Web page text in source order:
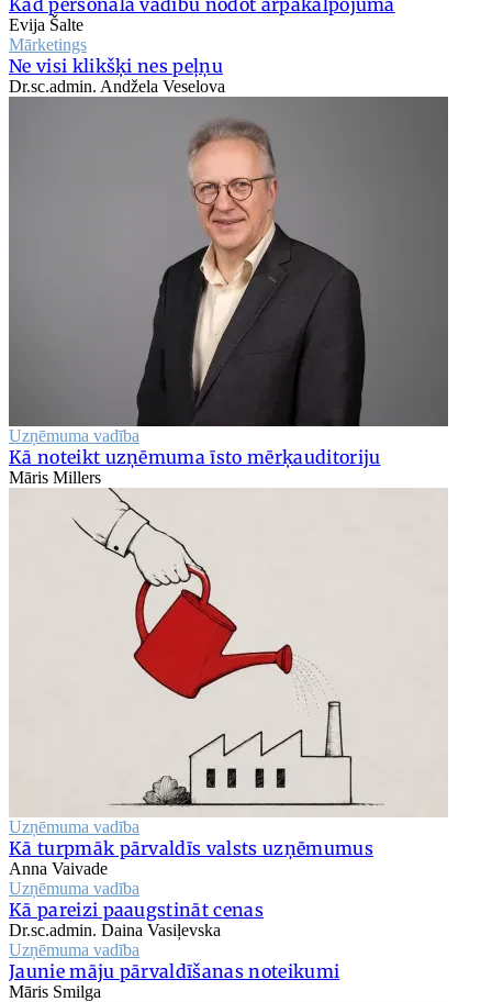
Evija Šalte
Mārketings
Ne visi klikšķi nes peļņu
Dr.sc.admin. Andžela Veselova
Uzņēmuma vadība
Kā noteikt uzņēmuma īsto mērķauditoriju
Māris Millers
Uzņēmuma vadība
Kā turpmāk pārvaldīs valsts uzņēmumus
Anna Vaivade
Uzņēmuma vadība
Kā pareizi paaugstināt cenas
Dr.sc.admin. Daina Vasiļevska
Uzņēmuma vadība
Jaunie māju pārvaldīšanas noteikumi
Māris Smilga